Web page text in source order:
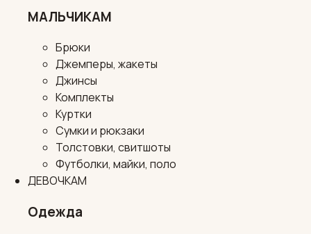
МАЛЬЧИКАМ
Брюки
Джемперы, жакеты
Джинсы
Комплекты
Куртки
Сумки и рюкзаки
Толстовки, свитшоты
Футболки, майки, поло
ДЕВОЧКАМ
Одежда